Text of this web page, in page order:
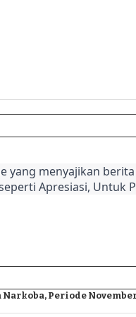
yang menyajikan
Apresiasi, Untuk
Periode